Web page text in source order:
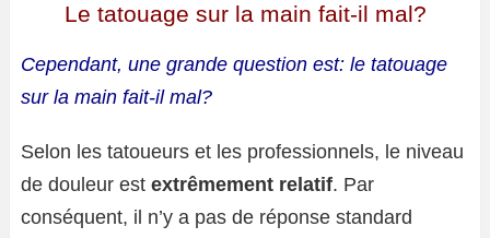
Le tatouage sur la main fait-il mal?
Cependant, une grande question est: le tatouage
sur la main fait-il mal?
Selon les tatoueurs et les professionnels, le niveau
de douleur est extrêmement relatif. Par
conséquent, il n’y a pas de réponse standard